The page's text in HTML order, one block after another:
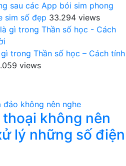
sau các App bói sim phong
sim số đẹp 33.294 views
trong Thần số học – Cách tính
views
không nên
lý những số điện